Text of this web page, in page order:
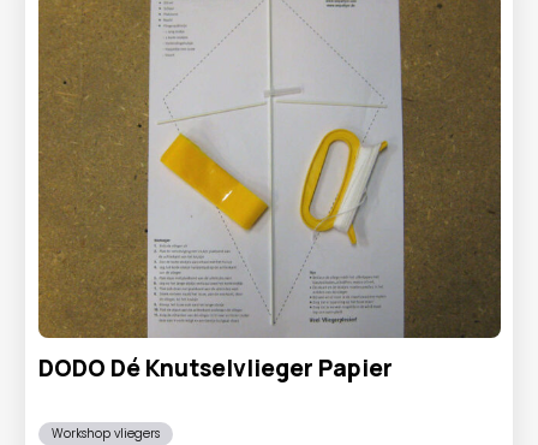
DODO Dé Knutselvlieger Papier
Workshop vliegers